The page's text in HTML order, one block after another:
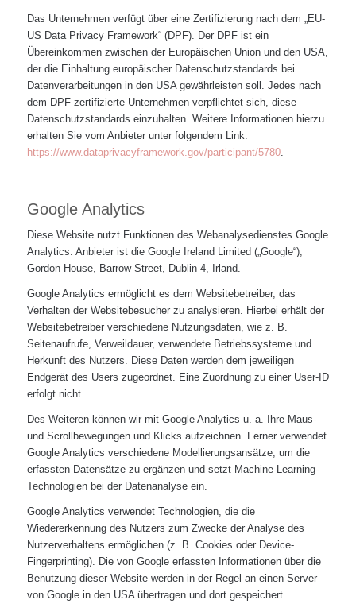
Das Unternehmen verfügt über eine Zertifizierung nach dem „EU-
US Data Privacy Framework“ (DPF). Der DPF ist ein
Übereinkommen zwischen der Europäischen Union und den USA,
der die Einhaltung europäischer Datenschutzstandards bei
Datenverarbeitungen in den USA gewährleisten soll. Jedes nach
dem DPF zertifizierte Unternehmen verpflichtet sich, diese
Datenschutzstandards einzuhalten. Weitere Informationen hierzu
erhalten Sie vom Anbieter unter folgendem Link:
https://www.dataprivacyframework.gov/participant/5780.
Google Analytics
Diese Website nutzt Funktionen des Webanalysedienstes Google
Analytics. Anbieter ist die Google Ireland Limited („Google“),
Gordon House, Barrow Street, Dublin 4, Irland.
Google Analytics ermöglicht es dem Websitebetreiber, das
Verhalten der Websitebesucher zu analysieren. Hierbei erhält der
Websitebetreiber verschiedene Nutzungsdaten, wie z. B.
Seitenaufrufe, Verweildauer, verwendete Betriebssysteme und
Herkunft des Nutzers. Diese Daten werden dem jeweiligen
Endgerät des Users zugeordnet. Eine Zuordnung zu einer User-ID
erfolgt nicht.
Des Weiteren können wir mit Google Analytics u. a. Ihre Maus-
und Scrollbewegungen und Klicks aufzeichnen. Ferner verwendet
Google Analytics verschiedene Modellierungsansätze, um die
erfassten Datensätze zu ergänzen und setzt Machine-Learning-
Technologien bei der Datenanalyse ein.
Google Analytics verwendet Technologien, die die
Wiedererkennung des Nutzers zum Zwecke der Analyse des
Nutzerverhaltens ermöglichen (z. B. Cookies oder Device-
Fingerprinting). Die von Google erfassten Informationen über die
Benutzung dieser Website werden in der Regel an einen Server
von Google in den USA übertragen und dort gespeichert.